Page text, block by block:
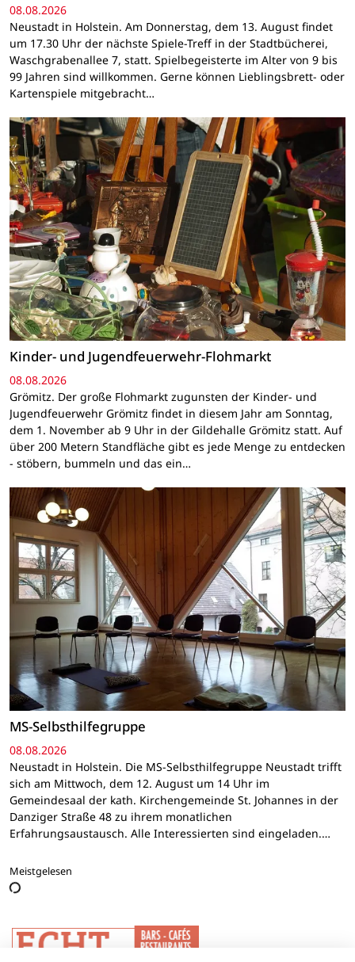
08.08.2026
Neustadt in Holstein. Am Donnerstag, dem 13. August findet
um 17.30 Uhr der nächste Spiele-Treff in der Stadtbücherei,
Waschgrabenallee 7, statt. Spielbegeisterte im Alter von 9 bis
99 Jahren sind willkommen. Gerne können Lieblingsbrett- oder
Kartenspiele mitgebracht…
Kinder- und Jugendfeuerwehr-Flohmarkt
08.08.2026
Grömitz. Der große Flohmarkt zugunsten der Kinder- und
Jugendfeuerwehr Grömitz findet in diesem Jahr am Sonntag,
dem 1. November ab 9 Uhr in der Gildehalle Grömitz statt. Auf
über 200 Metern Standfläche gibt es jede Menge zu entdecken
- stöbern, bummeln und das ein…
MS-Selbsthilfegruppe
08.08.2026
Neustadt in Holstein. Die MS-Selbsthilfegruppe Neustadt trifft
sich am Mittwoch, dem 12. August um 14 Uhr im
Gemeindesaal der kath. Kirchengemeinde St. Johannes in der
Danziger Straße 48 zu ihrem monatlichen
Erfahrungsaustausch. Alle Interessierten sind eingeladen.…
Meistgelesen